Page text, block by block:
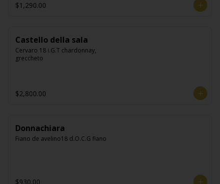
$1,290.00
Castello della sala
Cervaro 18 i.G.T chardonnay,
greccheto
$2,800.00
Donnachiara
Fiano de avelino18 d.O.C.G fiano
$930.00